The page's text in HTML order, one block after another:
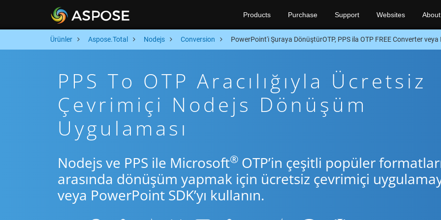
Products Purchase Support Websites About
Ürünler Aspose.Total Nodejs Conversion PowerPoint'i Şuraya DönüştürOTP, PPS ila OTP FREE Converter veya
PPS To OTP Aracılığıyla Ücretsiz
Çevrimiçi Nodejs Dönüşüm
Uygulaması
Nodejs ve PPS ile Microsoft® OTP’in çeşitli popüler
arasında dönüşüm yapmak için ücretsiz çevrimiçi
veya PowerPoint SDK’yı kullanın.